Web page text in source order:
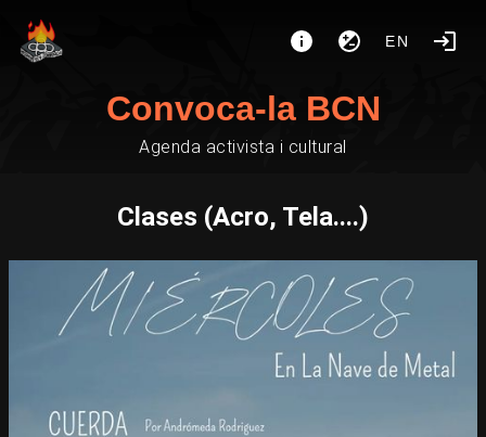
EN
Convoca-la BCN
Agenda activista i cultural
Clases (Acro, Tela....)